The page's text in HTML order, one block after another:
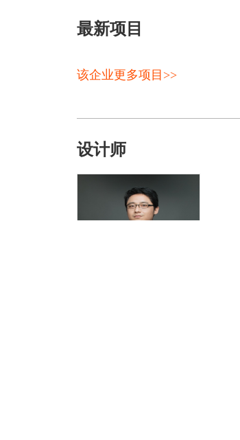
最新项目
该企业更多项目>>
设计师